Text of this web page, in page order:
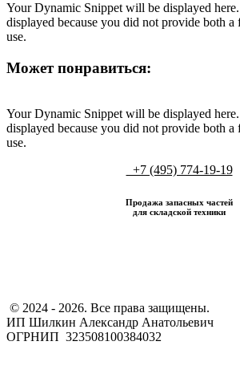
Your Dynamic Snippet will be displayed
displayed because you did not provide both a
use.
Может понравиться:
Your Dynamic Snippet will be displayed
displayed because you did not provide both a
use.
+7 (495) 774-19-19
Продажа запасных частей
для складской техники
​ © 2024 - 2026. Все права защищены.
ИП Шилкин Александр Анатольевич
ОГРНИП 323508100384032